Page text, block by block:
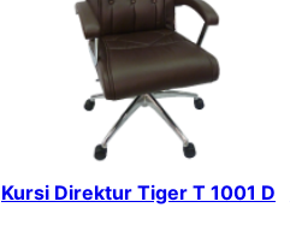
Kursi Direktur Tiger T 1001 D